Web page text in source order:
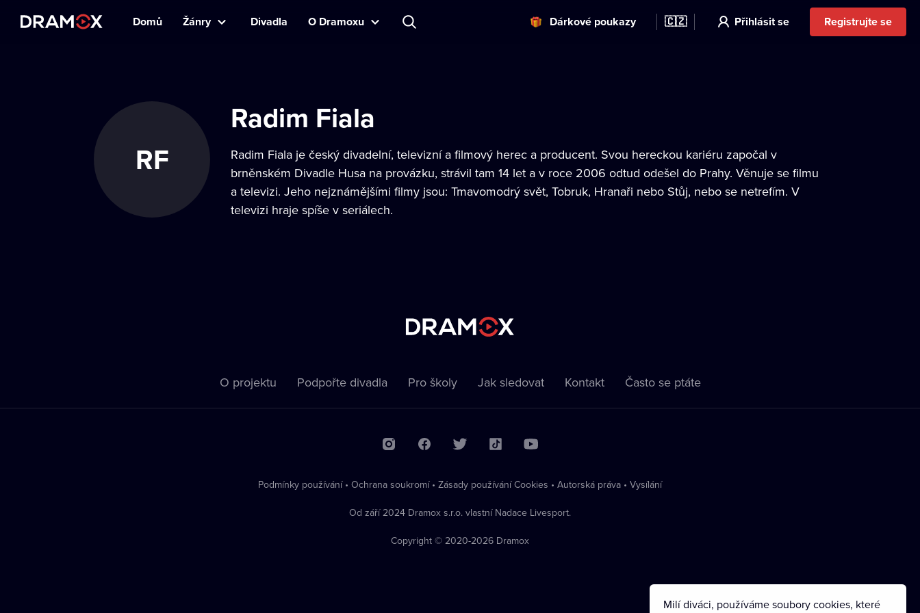
Domů Žánry Divadla O Dramoxu Dárkové poukazy 🇨🇿 Přihlásit se Registrujte se
RF
Radim Fiala
Radim Fiala je český divadelní, televizní a filmový herec a producent. Svou hereckou kariéru započal v
brněnském Divadle Husa na provázku, strávil tam 14 let a v roce 2006 odtud odešel do Prahy. Věnuje se filmu
a televizi. Jeho nejznámějšími filmy jsou: Tmavomodrý svět, Tobruk, Hranaři nebo Stůj, nebo se netrefím. V
televizi hraje spíše v seriálech.
O projektu Podpořte divadla Pro školy Jak sledovat Kontakt Často se ptáte
Podmínky používání • Ochrana soukromí • Zásady používání Cookies • Autorská práva • Vysílání
Od září 2024 Dramox s.r.o. vlastní Nadace Livesport.
Copyright © 2020-2026 Dramox
Milí diváci, používáme soubory cookies, které